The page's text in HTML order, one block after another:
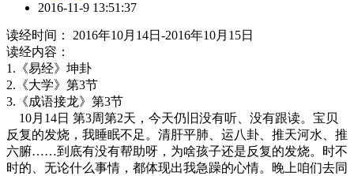
2016-11-9 13:51:37
读经时间： 2016年10月14日-2016年10月15日
读经内容：
1.《易经》坤卦
2.《大学》第3节
3.《成语接龙》第3节
10月14日 第3周第2天，今天仍旧没有听、没有跟读。宝贝
反复的发烧，我睡眠不足。清肝平肺、运八卦、推天河水、推
六腑……到底有没有帮助呀，为啥孩子还是反复的发烧。时不
时的、无论什么事情，都体现出我急躁的心情。晚上咱们去同